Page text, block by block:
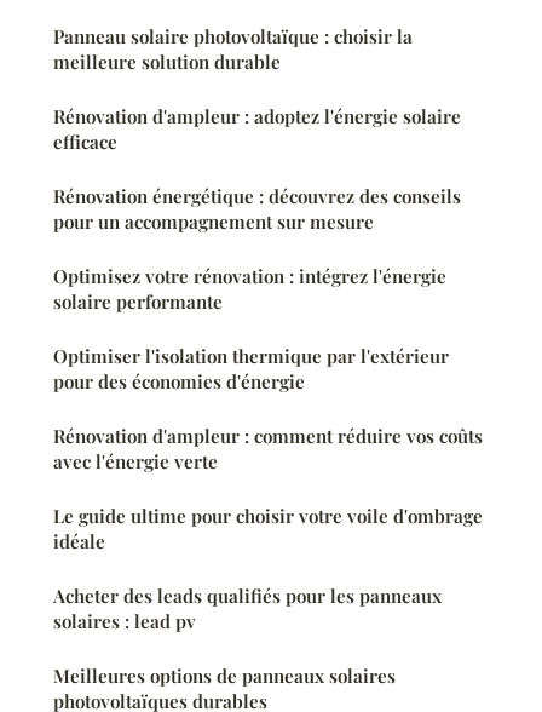
Panneau solaire photovoltaïque : choisir la
meilleure solution durable
Rénovation d'ampleur : adoptez l'énergie solaire
efficace
Rénovation énergétique : découvrez des conseils
pour un accompagnement sur mesure
Optimisez votre rénovation : intégrez l'énergie
solaire performante
Optimiser l'isolation thermique par l'extérieur
pour des économies d'énergie
Rénovation d'ampleur : comment réduire vos coûts
avec l'énergie verte
Le guide ultime pour choisir votre voile d'ombrage
idéale
Acheter des leads qualifiés pour les panneaux
solaires : lead pv
Meilleures options de panneaux solaires
photovoltaïques durables